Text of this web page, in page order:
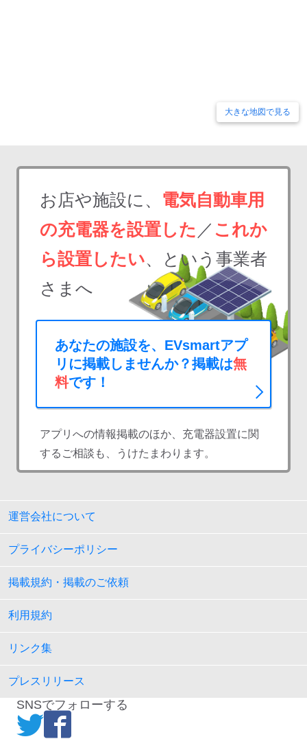
大きな地図で見る
お店や施設に、 電気自動車用
の充電器を設置した ／ これか
ら設置したい、という事業者
さまへ
あなたの施設を、EVsmartアプ
リに掲載しませんか？掲載は無
料です！
アプリへの情報掲載のほか、充電器設置に関
するご相談も、うけたまわります。
運営会社について
プライバシーポリシー
掲載規約・掲載のご依頼
利用規約
リンク集
プレスリリース
SNSでフォローする